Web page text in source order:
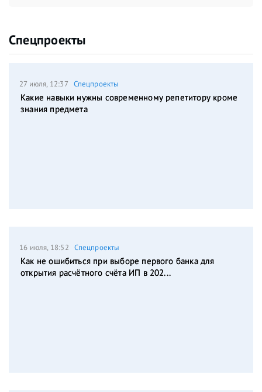
Спецпроекты
27 июля, 12:37 Спецпроекты
Какие навыки нужны современному репетитору кроме
знания предмета
16 июля, 18:52 Спецпроекты
Как не ошибиться при выборе первого банка для
открытия расчётного счёта ИП в 202...